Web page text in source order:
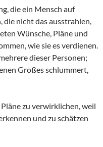
die ein Mensch auf
die nicht das ausstrahlen,
Wünsche, Pläne und
wie sie es verdienen.
dieser Personen;
Großes schlummert,
zu verwirklichen, weil
und zu schätzen